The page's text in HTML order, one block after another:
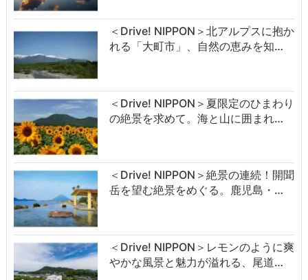
＜Drive! NIPPON＞北アルプスに抱か
れる「大町市」、自然の恵みを知…
＜Drive! NIPPON＞夏限定のひまわり
の絶景を求めて。海と山に囲まれ…
＜Drive! NIPPON＞絶景の連続！開聞
岳を望む絶景をめぐる。鹿児島・…
＜Drive! NIPPON＞レモンのように爽
やかな風景と魅力が溢れる、尾道…